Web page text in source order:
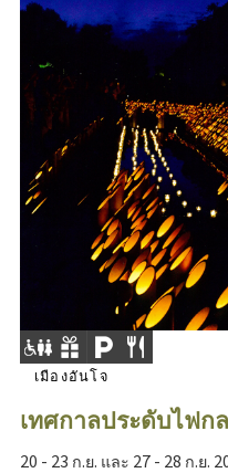
เมืองอันโจ
เทศกาลประดับไฟก
20 - 23 ก.ย. และ 27 - 28 ก.ย.